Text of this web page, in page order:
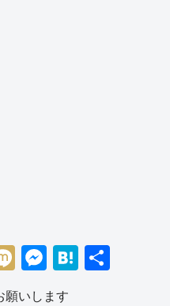
M
ixi
M
e
H
願いします